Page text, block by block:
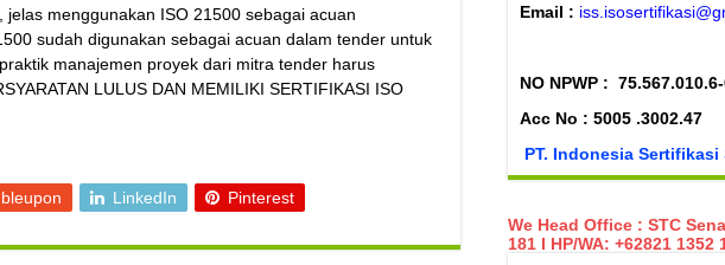
menggunakan ISO 21500 sebagai acuan
sudah digunakan sebagai acuan dalam tender untuk
manajemen proyek dari mitra tender harus
LULUS DAN MEMILIKI SERTIFIKASI ISO
LinkedIn Pinterest
Email :
NO NPWP :
Acc No : 5005 .3002.47
PT. Indonesia Sertifikasi
We Head Office : STC
181 I HP/WA: +62821 1352